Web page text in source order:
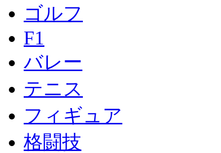
ゴルフ
F1
バレー
テニス
フィギュア
格闘技